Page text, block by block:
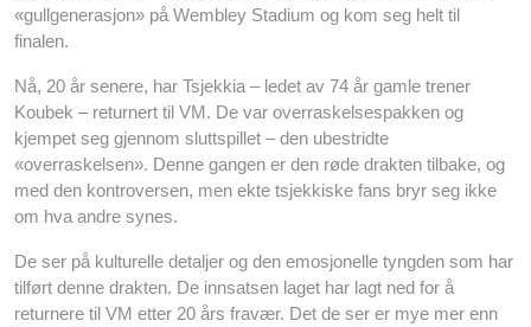
«gullgenerasjon» på Wembley Stadium og kom seg helt til
finalen.
Nå, 20 år senere, har Tsjekkia – ledet av 74 år gamle trener
Koubek – returnert til VM. De var overraskelsespakken og
kjempet seg gjennom sluttspillet – den ubestridte
«overraskelsen». Denne gangen er den røde drakten tilbake, og
med den kontroversen, men ekte tsjekkiske fans bryr seg ikke
om hva andre synes.
De ser på kulturelle detaljer og den emosjonelle tyngden som har
tilført denne drakten. De innsatsen laget har lagt ned for å
returnere til VM etter 20 års fravær. Det de ser er mye mer enn